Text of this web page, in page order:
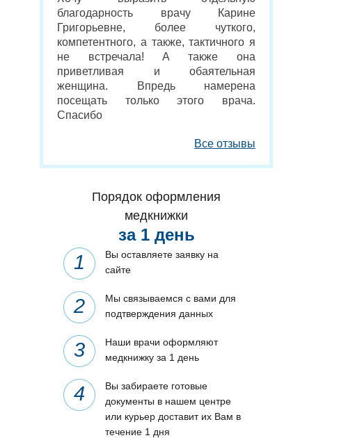
благодарность врачу Карине
Григорьевне, более чуткого,
компетентного, а также, тактичного я
не встречала! А также она
приветливая и обаятельная
женщина. Впредь намерена
посещать только этого врача.
Спасибо
Все отзывы
Порядок оформления
медкнижки
за 1 день
Вы оставляете заявку на
сайте
Мы связываемся с вами для
подтверждения данных
Наши врачи оформляют
медкнижку за 1 день
Вы забираете готовые
документы в нашем центре
или курьер доставит их Вам в
течение 1 дня